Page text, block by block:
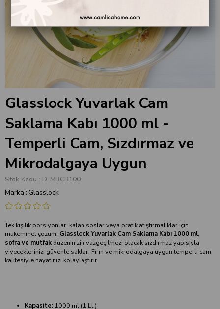
Glasslock Yuvarlak Cam
Saklama Kabı 1000 ml -
Temperli Cam, Sızdırmaz ve
Mikrodalgaya Uygun
Stok Kodu
D-MBCB100
Marka : Glasslock
Tek kişilik porsiyonlar, kalan soslar veya pratik atıştırmalıklar için
mükemmel çözüm! Glasslock Yuvarlak Cam Saklama Kabı 1000 ml,
sofra ve mutfak düzeninizin vazgeçilmezi olacak sızdırmaz yapısıyla
yiyeceklerinizi güvenle saklar. Fırın ve mikrodalgaya uygun temperli cam
kalitesiyle hayatınızı kolaylaştırır.
Kapasite: 1000 ml (1 Lt.)